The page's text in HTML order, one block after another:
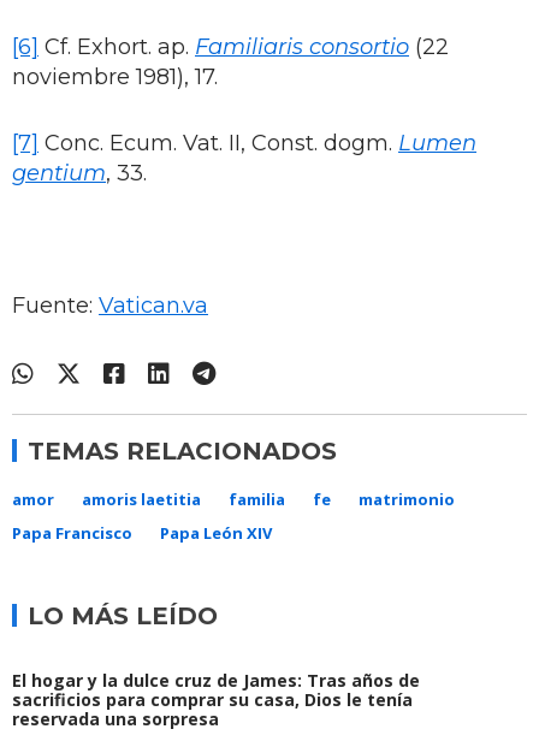
[6] Cf. Exhort. ap. Familiaris consortio (22
noviembre 1981), 17.
[7] Conc. Ecum. Vat. II, Const. dogm. Lumen
gentium, 33.
Fuente: Vatican.va
TEMAS RELACIONADOS
amor amoris laetitia familia fe
matrimonio
Papa Francisco
Papa León XIV
LO MÁS LEÍDO
El hogar y la dulce cruz de James: Tras años de
sacrificios para comprar su casa, Dios le tenía
reservada una sorpresa